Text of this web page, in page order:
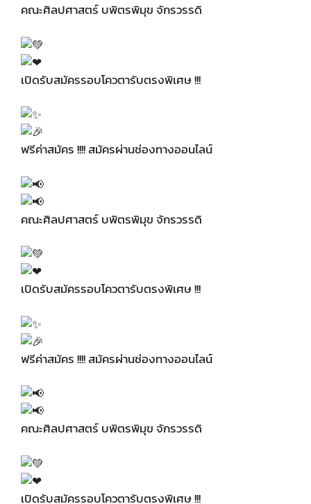
คณะศิลปศาสตร์ บพิตรพิมุข จักรวรรดิ
เปิดรับสมัครรอบโควตารับตรงพิเศษ !!!
ฟรีค่าสมัคร !!!! สมัครผ่านช่องทางออนไลน์
คณะศิลปศาสตร์ บพิตรพิมุข จักรวรรดิ
เปิดรับสมัครรอบโควตารับตรงพิเศษ !!!
ฟรีค่าสมัคร !!!! สมัครผ่านช่องทางออนไลน์
คณะศิลปศาสตร์ บพิตรพิมุข จักรวรรดิ
เปิดรับสมัครรอบโควตารับตรงพิเศษ !!!